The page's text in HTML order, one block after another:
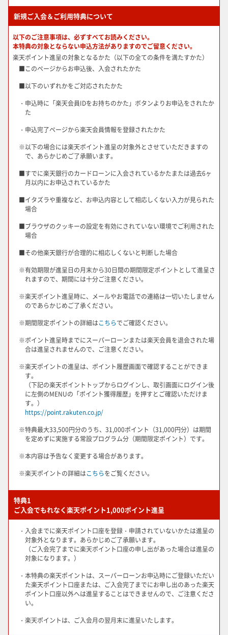
新規ご入会＆ご利用特典について
以下のご注意事項は、必ずすべてお読みください。
本特典の対象とならない申込方法がありますのでご留意ください。
楽天ポイント進呈の対象となるかた（以下の全ての条件を満たすかた）
■このページからお申込後、入会されたかた
■以下のいずれかをご対応されたかた
・申込時に「楽天会員IDをお持ちのかた」ボタンよりお申込をされたか
た
・申込完了ページから楽天会員情報を登録されたかた
※以下の場合には楽天ポイント進呈の対象外とさせていただきますの
で、あらかじめご了承願います。
■すでに楽天銀行のカードローンに入会されているかたまたは過去6ヶ
月以内にお申込されているかた
■イタズラや重複など、お申込内容として相応しくない入力が見られた
場合
■ブラウザのクッキーの設定を有効にされていない環境でご利用された
場合
■その他楽天銀行が合理的に相応しくないと判断した場合
※有効期限が進呈日の月末から30日間の期間限定ポイントとして進呈さ
れますので、期間には十分ご注意ください。
※楽天ポイント進呈時に、メールやお電話での連絡は一切いたしません
のであらかじめご了承ください。
※期間限定ポイントの詳細はこちらでご確認ください。
※ポイント進呈時までにスーパーローンまたは楽天会員を退会された場
合は進呈されませんので、ご注意ください。
※楽天ポイントの進呈は、ポイント履歴画面で確認することができま
す。
（下記の楽天ポイントトップからログインし、取引画面にログイン後
に左側のMENUの「ポイント獲得履歴」を押すとご確認いただけま
す。）
https://point.rakuten.co.jp/
※特典最大33,500円分のうち、31,000ポイント（31,000円分）は期間
を定めずに実施する常設プログラム分（期間限定ポイント）です。
※本内容は予告なく変更する場合があります。
※楽天ポイントの詳細はこちらをご覧ください。
特典1
ご入会でもれなく楽天ポイント1,000ポイント進呈
・入会までに楽天ポイント口座を登録・申請されていないかたは進呈の
対象外となります。あらかじめご了承願います。
（ご入会完了までに楽天ポイント口座の申し出があった場合は進呈の
対象になります。）
・本特典の楽天ポイントは、スーパーローンお申込時にご登録いただい
た楽天ポイント口座または、ご入会完了までにお申し出のあった楽天
ポイント口座以外へは進呈することはできませんので、ご注意くださ
い。
・楽天ポイントは、ご入会月の翌月末に進呈いたします。